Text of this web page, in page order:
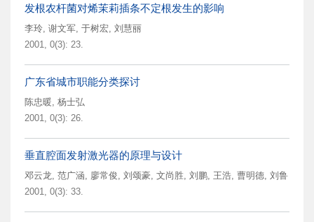
发根农杆菌对烯茉莉插条不定根发生的影响
李玲, 谢文军, 于树宏, 刘慧丽
2001, 0(3): 23.
广东省城市职能分类探讨
陈忠暖, 杨士弘
2001, 0(3): 26.
垂直腔面发射激光器的原理与设计
邓云龙, 范广涵, 廖常俊, 刘颂豪, 文尚胜, 刘鹏, 王浩, 曹明德, 刘鲁
2001, 0(3): 33.